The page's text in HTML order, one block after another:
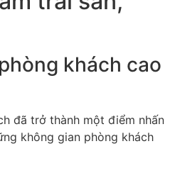
khách cao
đã trở thành một điểm nhấn
không gian phòng khách